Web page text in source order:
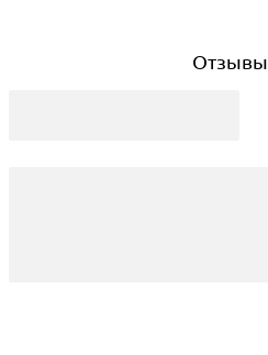
Отзывы